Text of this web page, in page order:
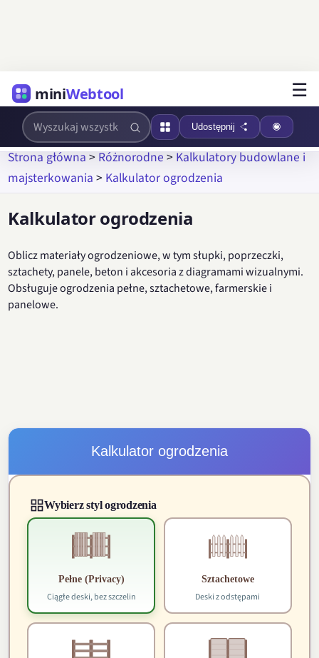
miniWebtool ☰
Udostępnij
Strona główna>Różnorodne>Kalkulatory budowlane i
majsterkowania > Kalkulator ogrodzenia
Kalkulator ogrodzenia
Oblicz materiały ogrodzeniowe, w tym słupki, poprzeczki,
sztachety, panele, beton i akcesoria z diagramami wizualnymi.
Obsługuje ogrodzenia pełne, sztachetowe, farmerskie i
panelowe.
Kalkulator ogrodzenia
Wybierz styl ogrodzenia
Pełne (Privacy)
Ciągłe deski, bez szczelin
Sztachetowe
Deski z odstępami